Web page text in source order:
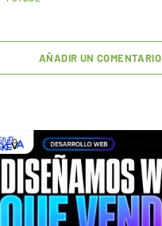
AÑADIR UN COMENTARIO